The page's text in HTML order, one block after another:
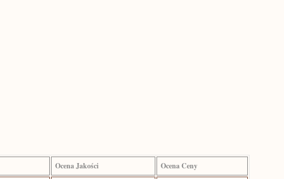
Ocena Jakości Ocena ⁢Ceny